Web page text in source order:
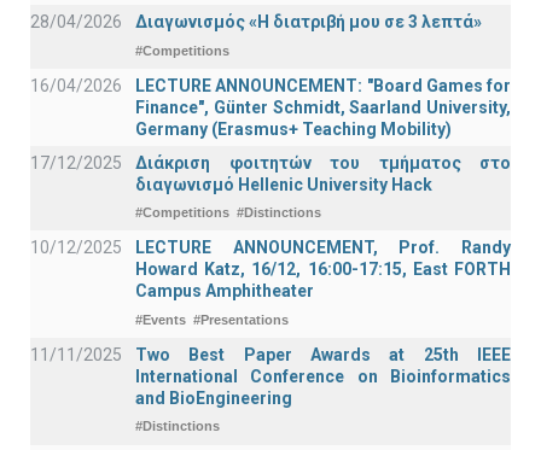
28/04/2026
Διαγωνισμός «Η διατριβή μου σε 3 λεπτά»
#Competitions
16/04/2026
LECTURE ANNOUNCEMENT: "Board Games for
Finance", Günter Schmidt, Saarland University,
Germany (Erasmus+ Teaching Mobility)
17/12/2025
Διάκριση φοιτητών του τμήματος στο
διαγωνισμό Hellenic University Hack
#Competitions #Distinctions
10/12/2025
LECTURE ANNOUNCEMENT, Prof. Randy
Howard Katz, 16/12, 16:00-17:15, East FORTH
Campus Amphitheater
#Events #Presentations
11/11/2025
Two Best Paper Awards at 25th IEEE
International Conference on Bioinformatics
and BioEngineering
#Distinctions